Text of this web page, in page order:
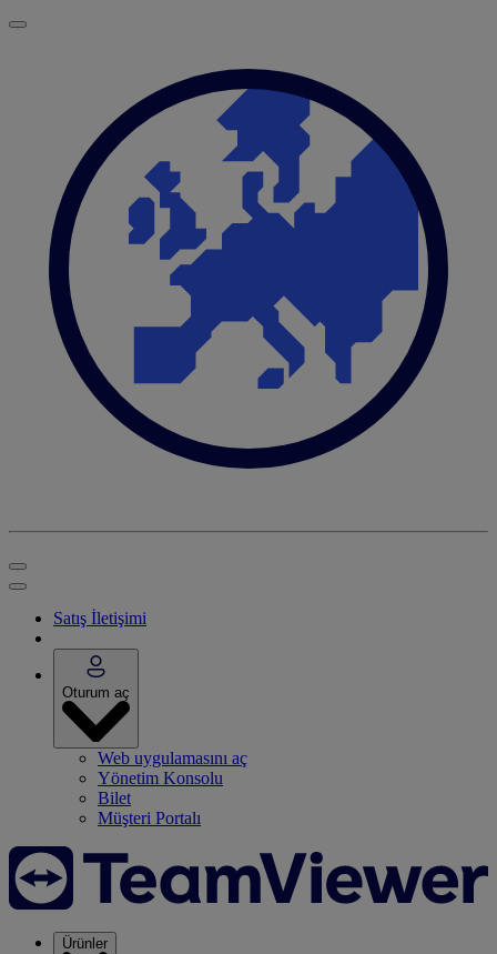
Satış İletişimi
Oturum aç
Web uygulamasını aç
Yönetim Konsolu
Bilet
Müşteri Portalı
Ürünler